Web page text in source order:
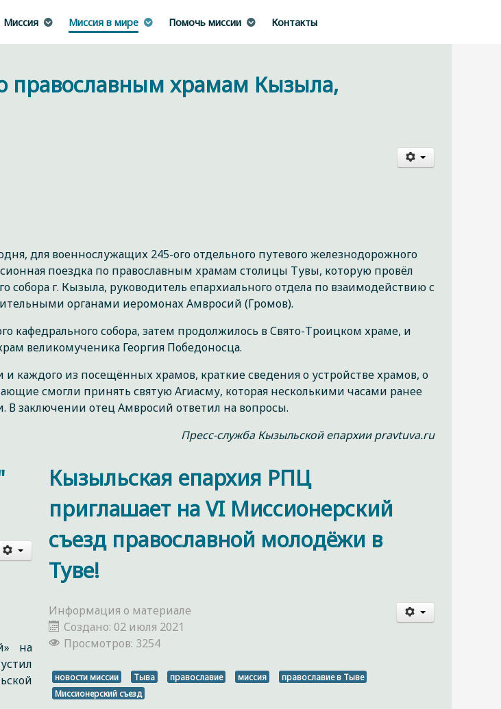
Миссия Миссия в мире Помочь миссии Контакты
православным храмам Кызыла,
для военнослужащих 245-ого отдельного путевого железнодорожного
поездка по православным храмам столицы Тувы, которую провёл
собора г. Кызыла, руководитель епархиального отдела по взаимодействию с
органами иеромонах Амвросий (Громов).
кафедрального собора, затем продолжилось в Свято-Троицком храме, и
великомученика Георгия Победоносца.
каждого из посещённых храмов, краткие сведения о устройстве храмов, о
смогли принять святую Агиасму, которая несколькими часами ранее
В заключении отец Амвросий ответил на вопросы.
Пресс-служба Кызыльской епархии pravtuva.ru
на
Кызыльская епархия РПЦ
приглашает на VI Миссионерский
съезд православной молодёжи в
Туве!
Информация о материале
Создано: 02 июля 2021
Просмотров: 3254
новости миссии Тыва православие миссия
православие в Тыве
Миссионерский съезд